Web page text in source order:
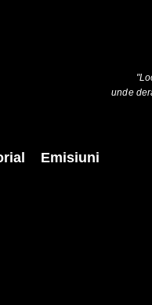
unde
Emisiuni